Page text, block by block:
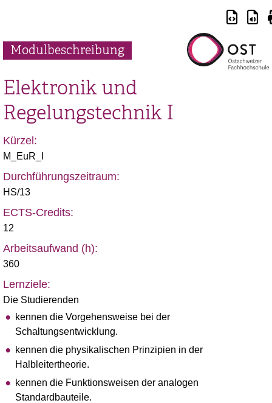
Modulbeschreibung
Elektronik und
Regelungstechnik I
Kürzel:
M_EuR_I
Durchführungszeitraum:
HS/13
ECTS-Credits:
12
Arbeitsaufwand (h):
360
Lernziele:
Die Studierenden
kennen die Vorgehensweise bei der
Schaltungsentwicklung.
kennen die physikalischen Prinzipien in der
Halbleitertheorie.
kennen die Funktionsweisen der analogen
Standardbauteile.